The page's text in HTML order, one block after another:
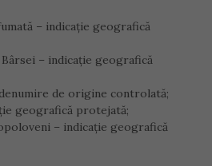
– indicație geografică
– indicație geografică
de origine controlată;
geografică protejată;
– indicație geografică